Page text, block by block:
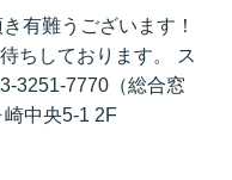
有難うございます！
ちしております。 ス
3251-7770（総合窓
中央5-1 2F